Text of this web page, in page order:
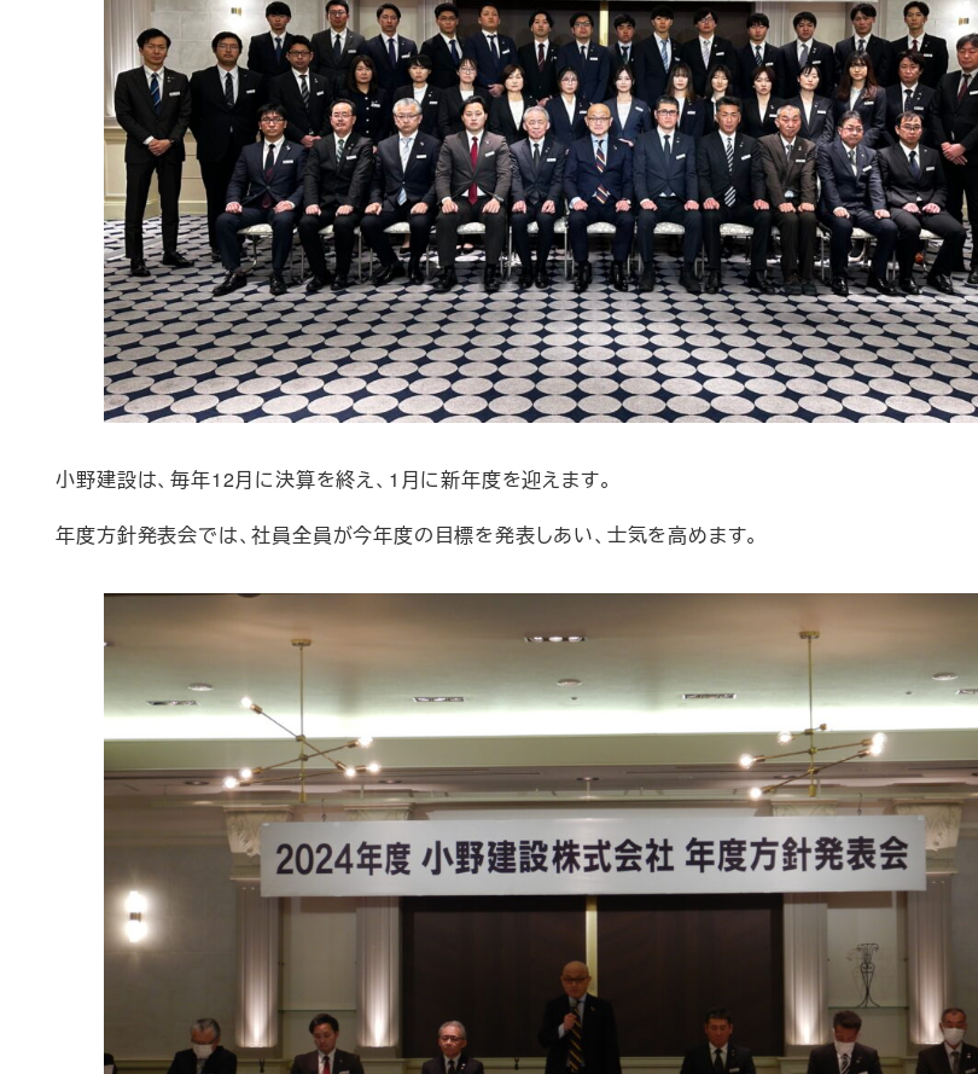
小野建設は、毎年12月に決算を終え、1月に新年度を迎えます。
年度方針発表会では、社員全員が今年度の目標を発表しあい、士気を高めます。